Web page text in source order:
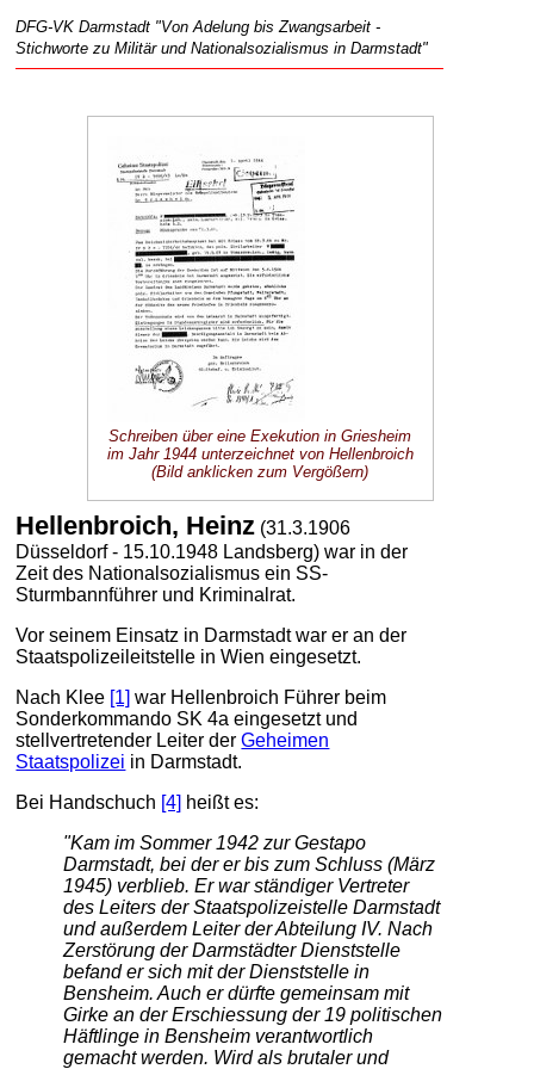
DFG-VK Darmstadt "Von Adelung bis Zwangsarbeit -
Stichworte zu Militär und Nationalsozialismus in Darmstadt"
Schreiben über eine Exekution in Griesheim
im Jahr 1944 unterzeichnet von Hellenbroich
(Bild anklicken zum Vergößern)
Hellenbroich, Heinz (31.3.1906
Düsseldorf - 15.10.1948 Landsberg) war in der
Zeit des Nationalsozialismus ein SS-
Sturmbannführer und Kriminalrat.
Vor seinem Einsatz in Darmstadt war er an der
Staatspolizeileitstelle in Wien eingesetzt.
Nach Klee [1] war Hellenbroich Führer beim
Sonderkommando SK 4a eingesetzt und
stellvertretender Leiter derGeheimen
Staatspolizei in Darmstadt.
Bei Handschuch [4] heißt es:
"Kam im Sommer 1942 zur Gestapo
Darmstadt, bei der er bis zum Schluss (März
1945) verblieb. Er war ständiger Vertreter
des Leiters der Staatspolizeistelle Darmstadt
und außerdem Leiter der Abteilung IV. Nach
Zerstörung der Darmstädter Dienststelle
befand er sich mit der Dienststelle in
Bensheim. Auch er dürfte gemeinsam mit
Girke an der Erschiessung der 19 politischen
Häftlinge in Bensheim verantwortlich
gemacht werden. Wird als brutaler und